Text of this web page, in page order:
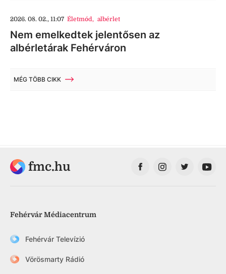
2026. 08. 02., 11:07 Életmód, albérlet
Nem emelkedtek jelentősen az
albérletárak Fehérváron
MÉG TÖBB CIKK
fmc.hu
Fehérvár Médiacentrum
Fehérvár Televízió
Vörösmarty Rádió